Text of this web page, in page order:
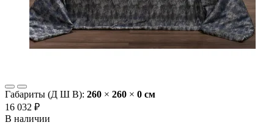
Габариты (Д Ш В): 260 × 260 × 0 cм
16 032 ₽
В наличии